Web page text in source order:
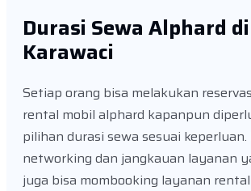
Durasi Sewa Alphard di
Karawaci
Setiap orang bisa melakukan
rental mobil alphard kapanpun
pilihan durasi sewa sesuai
networking dan jangkauan layanan
juga bisa mombooking layanan